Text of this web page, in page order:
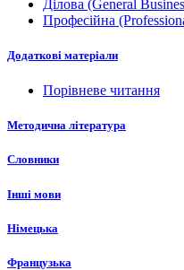
Ділова (General
Професійна
Додаткові матеріали
Порівневе читання
Методична література
Словники
Інші мови
Німецька
Французька